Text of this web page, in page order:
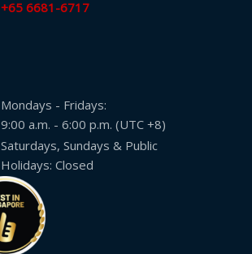
+65 6681-6717
Mondays - Fridays:
9:00 a.m. - 6:00 p.m. (UTC +8)
Saturdays, Sundays & Public
Holidays: Closed